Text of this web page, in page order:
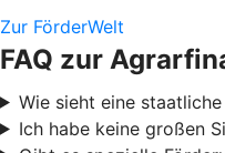
Zur FörderWelt
FAQ zur
Wie sieht eine
Ich habe keine großen